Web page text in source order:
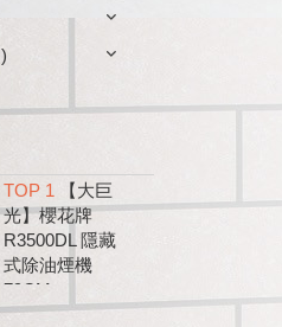
)
TOP 1 【大巨
光】櫻花牌
R3500DL 隱藏
式除油煙機
79CM